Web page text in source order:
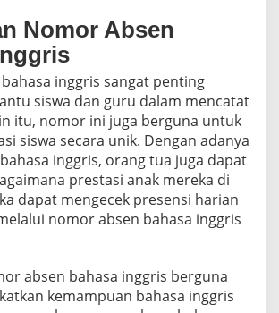
Nomor Absen
inggris sangat penting
siswa dan guru dalam mencatat
itu, nomor ini juga berguna untuk
siswa secara unik. Dengan adanya
inggris, orang tua juga dapat
prestasi anak mereka di
dapat mengecek presensi harian
nomor absen bahasa inggris
absen bahasa inggris berguna
kemampuan bahasa inggris